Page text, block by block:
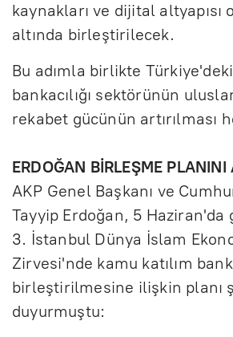
kaynakları ve dijital altyapısı
altında birleştirilecek.
Bu adımla birlikte Türkiye'deki
bankacılığı sektörünün
rekabet gücünün artırılması
ERDOĞAN BİRLEŞME
AKP Genel Başkanı ve
Tayyip Erdoğan, 5
3. İstanbul Dünya İslam
Zirvesi'nde kamu katılım
birleştirilmesine ilişkin planı
duyurmuştu: